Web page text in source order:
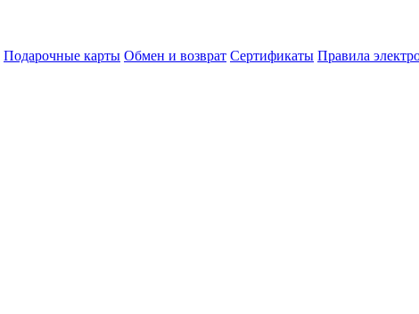
Подарочные карты Обмен и возврат Сертификаты Правила